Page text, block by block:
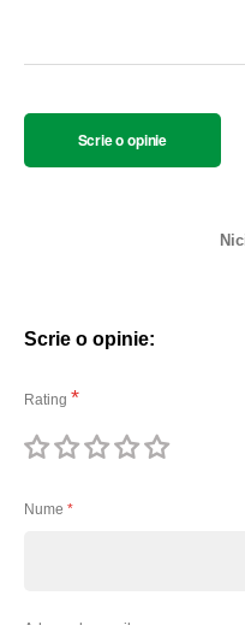
Scrie o opinie
Scrie o opinie:
Rating
stea
stele
stele
stele
stele
Nume